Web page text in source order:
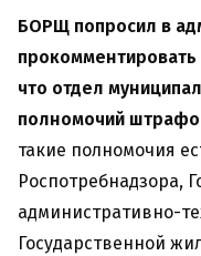
БОРЩ попросил в
что отдел
полномочий
такие полномочия
Роспотребнадзора,
административно-
Государственной